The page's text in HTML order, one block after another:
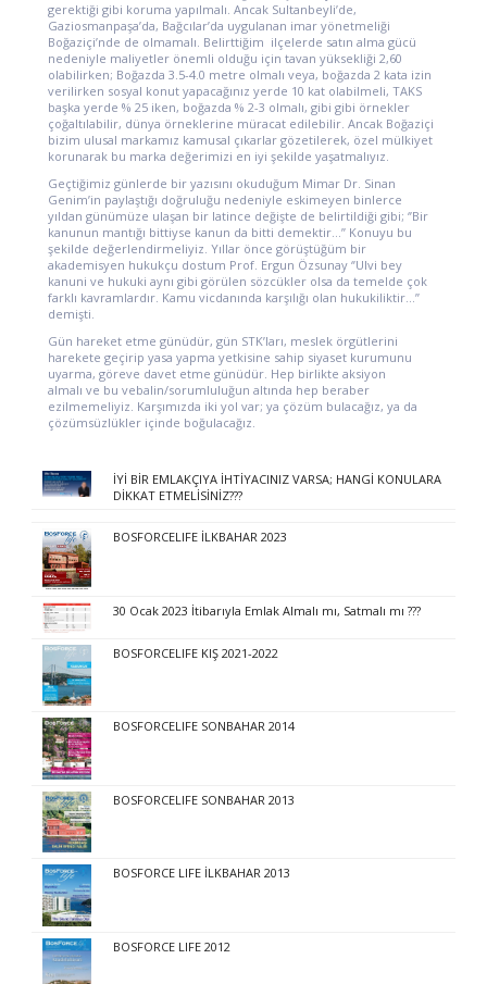
gerektiği gibi koruma yapılmalı. Ancak Sultanbeyli’de,
Gaziosmanpaşa’da, Bağcılar’da uygulanan imar yönetmeliği
Boğaziçi’nde de olmamalı. Belirttiğim ilçelerde satın alma gücü
nedeniyle maliyetler önemli olduğu için tavan yüksekliği 2,60
olabilirken; Boğazda 3.5-4.0 metre olmalı veya, boğazda 2 kata izin
verilirken sosyal konut yapacağınız yerde 10 kat olabilmeli, TAKS
başka yerde % 25 iken, boğazda % 2-3 olmalı, gibi gibi örnekler
çoğaltılabilir, dünya örneklerine müracat edilebilir. Ancak Boğaziçi
bizim ulusal markamız kamusal çıkarlar gözetilerek, özel mülkiyet
korunarak bu marka değerimizi en iyi şekilde yaşatmalıyız.
Geçtiğimiz günlerde bir yazısını okuduğum Mimar Dr. Sinan
Genim’in paylaştığı doğruluğu nedeniyle eskimeyen binlerce
yıldan günümüze ulaşan bir latince değişte de belirtildiği gibi; ‘’Bir
kanunun mantığı bittiyse kanun da bitti demektir…’’ Konuyu bu
şekilde değerlendirmeliyiz. Yıllar önce görüştüğüm bir
akademisyen hukukçu dostum Prof. Ergun Özsunay ‘’Ulvi bey
kanuni ve hukuki aynı gibi görülen sözcükler olsa da temelde çok
farklı kavramlardır. Kamu vicdanında karşılığı olan hukukiliktir…’’
demişti.
Gün hareket etme günüdür, gün STK’ları, meslek örgütlerini
harekete geçirip yasa yapma yetkisine sahip siyaset kurumunu
uyarma, göreve davet etme günüdür. Hep birlikte aksiyon
almalı ve bu vebalin/sorumluluğun altında hep beraber
ezilmemeliyiz. Karşımızda iki yol var; ya çözüm bulacağız, ya da
çözümsüzlükler içinde boğulacağız.
İYİ BİR EMLAKÇIYA İHTİYACINIZ VARSA; HANGİ KONULARA
DİKKAT ETMELİSİNİZ???
BOSFORCELIFE İLKBAHAR 2023
30 Ocak 2023 İtibarıyla Emlak Almalı mı, Satmalı mı ???
BOSFORCELIFE KIŞ 2021-2022
BOSFORCELIFE SONBAHAR 2014
BOSFORCELIFE SONBAHAR 2013
BOSFORCE LIFE İLKBAHAR 2013
BOSFORCE LIFE 2012